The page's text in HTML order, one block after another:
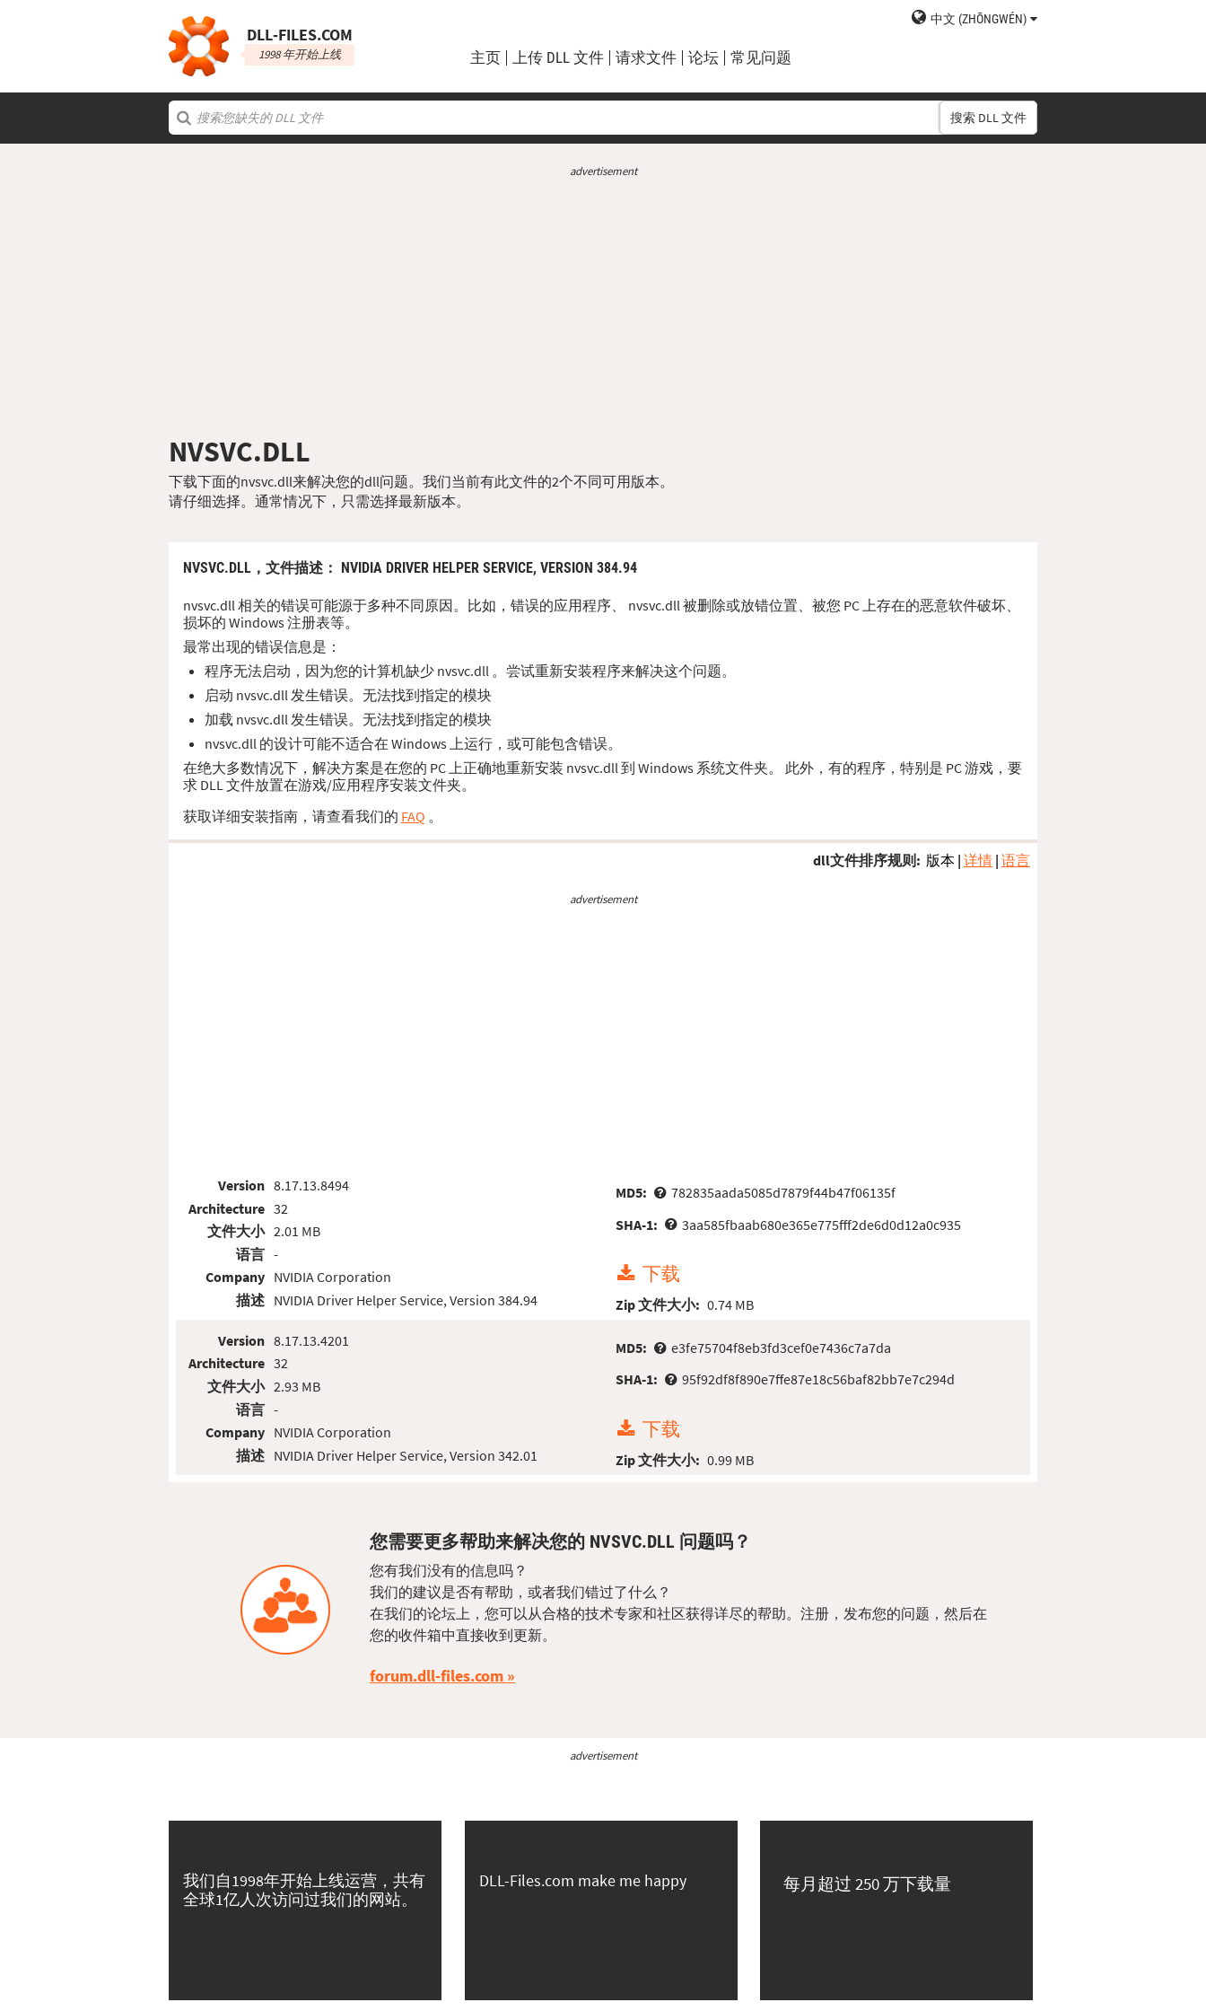
DLL‑FILES.COM
1998 年开始上线
中文 (ZHŌNGWÉN)
主页 上传 DLL 文件 请求文件 论坛 常见问题
搜索 DLL 文件
advertisement
NVSVC.DLL
下载下面的nvsvc.dll来解决您的dll问题。我们当前有此文件的2个不同可用版本。
请仔细选择。通常情况下，只需选择最新版本。
NVSVC.DLL， 文件描述 ： NVIDIA DRIVER HELPER SERVICE, VERSION 384.94
nvsvc.dll 相关的错误可能源于多种不同原因。比如，错误的应用程序、 nvsvc.dll 被删除或放错位置、被您 PC 上存在的恶意软件破坏、
损坏的 Windows 注册表等。
最常出现的错误信息是：
程序无法启动，因为您的计算机缺少 nvsvc.dll 。尝试重新安装程序来解决这个问题。
启动 nvsvc.dll 发生错误。无法找到指定的模块
加载 nvsvc.dll 发生错误。无法找到指定的模块
nvsvc.dll 的设计可能不适合在 Windows 上运行，或可能包含错误。
在绝大多数情况下，解决方案是在您的 PC 上正确地重新安装 nvsvc.dll 到 Windows 系统文件夹。 此外，有的程序，特别是 PC 游戏，要
求 DLL 文件放置在游戏/应用程序安装文件夹。
获取详细安装指南，请查看我们的 FAQ 。
dll文件排序规则: 版本 | 详情 | 语言
advertisement
Version
Architecture
文件大小
语言
Company
描述
8.17.13.8494
32
2.01 MB
-
NVIDIA Corporation
NVIDIA Driver Helper Service, Version 384.94
MD5:
782835aada5085d7879f44b47f06135f
SHA-1:
3aa585fbaab680e365e775fff2de6d0d12a0c935
下载
Zip 文件大小: 0.74 MB
Version
Architecture
文件大小
语言
Company
描述
8.17.13.4201
32
2.93 MB
-
NVIDIA Corporation
NVIDIA Driver Helper Service, Version 342.01
MD5:
e3fe75704f8eb3fd3cef0e7436c7a7da
SHA-1:
95f92df8f890e7ffe87e18c56baf82bb7e7c294d
下载
Zip 文件大小: 0.99 MB
您需要更多帮助来解决您的 NVSVC.DLL 问题吗？
您有我们没有的信息吗？
我们的建议是否有帮助，或者我们错过了什么？
在我们的论坛上，您可以从合格的技术专家和社区获得详尽的帮助。注册，发布您的问题，然后在
您的收件箱中直接收到更新。
forum.dll-files.com
advertisement
我们自1998年开始上线运营，共有
全球1亿人次访问过我们的网站。
DLL-Files.com make me happy 每月超过 250 万下载量